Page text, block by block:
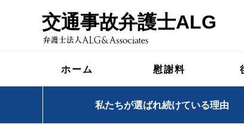
交通事故弁護士ALG
ホーム 慰謝料
私たちが選ばれ続けている理由